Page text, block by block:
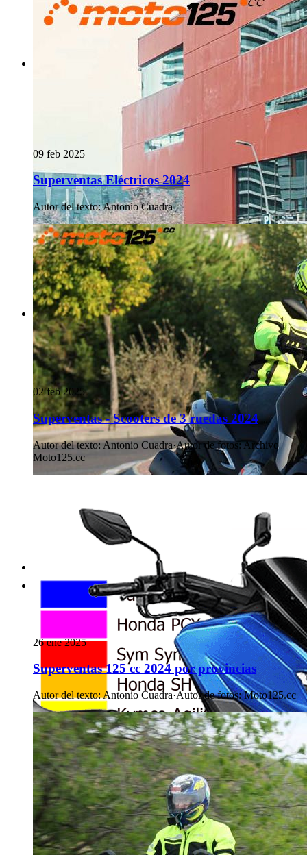
09 feb 2025
Superventas Eléctricos 2024
Autor del texto:Antonio Cuadra
02 feb 2025
Superventas - Scooters de 3 ruedas 2024
Autor del texto:Antonio Cuadra·Autor de fotos:Archivo
Moto125.cc
26 ene 2025
Superventas 125 cc 2024 por provincias
Autor del texto:Antonio Cuadra·Autor de fotos: Moto125.cc